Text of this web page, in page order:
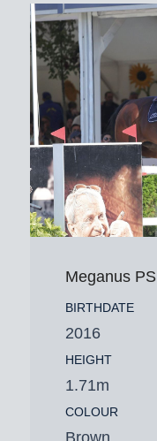
Meganus PS
BIRTHDATE
2016
HEIGHT
1.71m
COLOUR
Brown